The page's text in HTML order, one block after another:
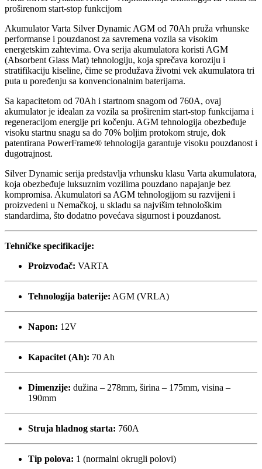
proširenom start-stop funkcijom
Akumulator Varta Silver Dynamic AGM od 70Ah pruža vrhunske
performanse i pouzdanost za savremena vozila sa visokim
energetskim zahtevima. Ova serija akumulatora koristi AGM
(Absorbent Glass Mat) tehnologiju, koja sprečava koroziju i
stratifikaciju kiseline, čime se produžava životni vek akumulatora tri
puta u poređenju sa konvencionalnim baterijama.
Sa kapacitetom od 70Ah i startnom snagom od 760A, ovaj
akumulator je idealan za vozila sa proširenim start-stop funkcijama i
regeneracijom energije pri kočenju. AGM tehnologija obezbeđuje
visoku startnu snagu sa do 70% boljim protokom struje, dok
patentirana PowerFrame® tehnologija garantuje visoku pouzdanost i
dugotrajnost.
Silver Dynamic serija predstavlja vrhunsku klasu Varta akumulatora,
koja obezbeđuje luksuznim vozilima pouzdano napajanje bez
kompromisa. Akumulatori sa AGM tehnologijom su razvijeni i
proizvedeni u Nemačkoj, u skladu sa najvišim tehnološkim
standardima, što dodatno povećava sigurnost i pouzdanost.
Tehničke specifikacije:
Proizvođač: VARTA
Tehnologija baterije: AGM (VRLA)
Napon: 12V
Kapacitet (Ah): 70 Ah
Dimenzije: dužina – 278mm, širina – 175mm, visina –
190mm
Struja hladnog starta: 760A
Tip polova: 1 (normalni okrugli polovi)